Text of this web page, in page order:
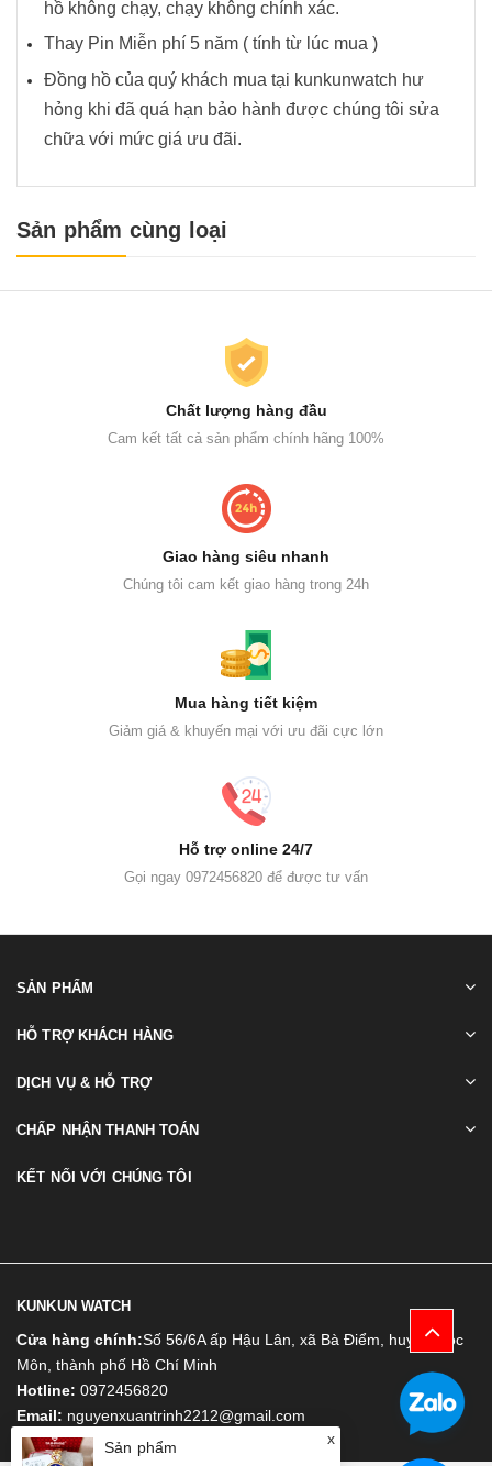
hồ không chạy, chạy không chính xác.
Thay Pin Miễn phí 5 năm ( tính từ lúc mua )
Đồng hồ của quý khách mua tại kunkunwatch hư
hỏng khi đã quá hạn bảo hành được chúng tôi sửa
chữa với mức giá ưu đãi.
Sản phẩm cùng loại
Chất lượng hàng đầu
Cam kết tất cả sản phẩm chính hãng 100%
Giao hàng siêu nhanh
Chúng tôi cam kết giao hàng trong 24h
Mua hàng tiết kiệm
Giảm giá & khuyến mại với ưu đãi cực lớn
Hỗ trợ online 24/7
Gọi ngay 0972456820 để được tư vấn
SẢN PHẨM
HỖ TRỢ KHÁCH HÀNG
DỊCH VỤ & HỖ TRỢ
CHẤP NHẬN THANH TOÁN
KẾT NỐI VỚI CHÚNG TÔI
KUNKUN WATCH
Cửa hàng chính:Số 56/6A ấp Hậu Lân, xã Bà Điểm, huyện Hóc
Môn, thành phố Hồ Chí Minh
Hotline: 0972456820
Email: nguyenxuantrinh2212@gmail.com
Sản phẩm